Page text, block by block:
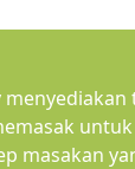
masakan